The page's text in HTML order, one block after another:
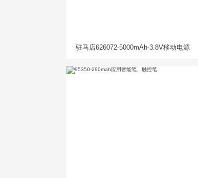
驻马店626072-5000mAh-3.8V移动电源